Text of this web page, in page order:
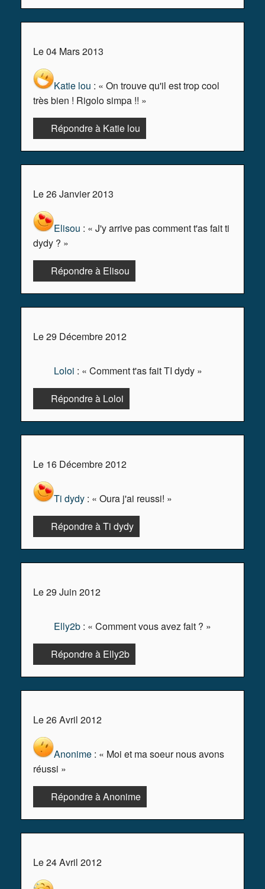
Le 04 Mars 2013
Katie lou : « On trouve qu'il est trop cool
très bien ! Rigolo simpa !! »
Répondre à Katie lou
Le 26 Janvier 2013
Elisou : « J'y arrive pas comment t'as fait ti
dydy ? »
Répondre à Elisou
Le 29 Décembre 2012
Loloi : « Comment t'as fait TI dydy »
Répondre à Loloi
Le 16 Décembre 2012
Ti dydy : « Oura j'ai reussi! »
Répondre à Ti dydy
Le 29 Juin 2012
Elly2b : « Comment vous avez fait ? »
Répondre à Elly2b
Le 26 Avril 2012
Anonime : « Moi et ma soeur nous avons
réussi »
Répondre à Anonime
Le 24 Avril 2012